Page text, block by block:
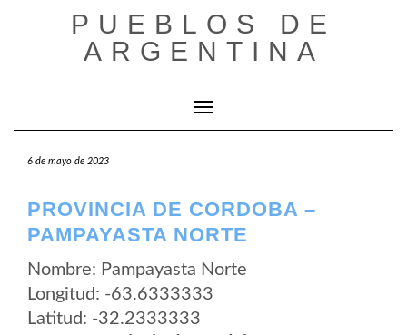
PUEBLOS DE
ARGENTINA
Cambiar modo de navegación
6 de mayo de 2023
PROVINCIA DE CORDOBA –
PAMPAYASTA NORTE
Nombre: Pampayasta Norte
Longitud: -63.6333333
Latitud: -32.2333333